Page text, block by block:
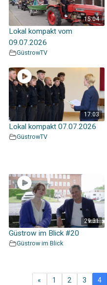
15:04
Lokal kompakt vom
09.07.2026
GüstrowTV
17:03
Lokal kompakt 07.07.2026
GüstrowTV
29:31
Güstrow im Blick #20
Güstrow im Blick
« 1 2 3 4